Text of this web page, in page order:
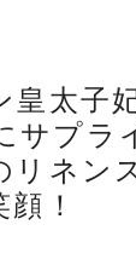
皇太子
サプラ
リネン
！